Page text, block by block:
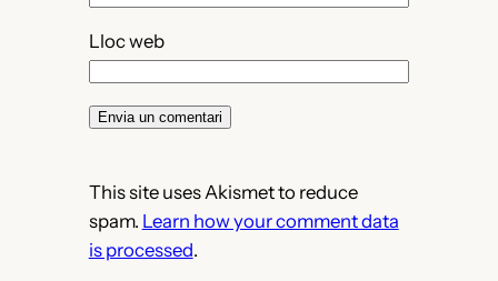
Lloc web
This site uses Akismet to reduce
spam. Learn how your comment data
is processed.